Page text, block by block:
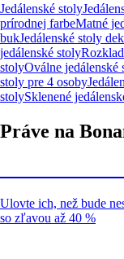
Jedálenské stoly
prírodnej farbeMatné
bukJedálenské stoly
jedálenské stoly
stolyOválne jedálenské
stoly pre 4 osoby
stolySklenené
Práve na
Ulovte ich, než bude
so zľavou až 40 %